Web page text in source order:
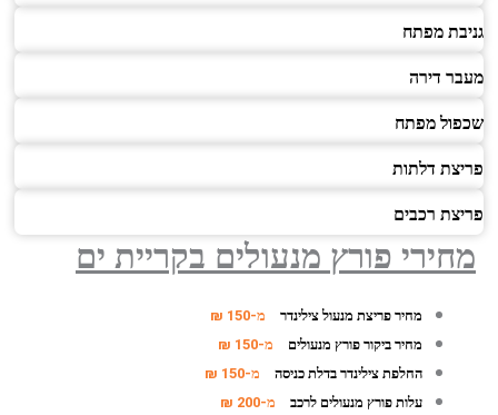
גניבת מפתח
מעבר דירה
שכפול מפתח
פריצת דלתות
פריצת רכבים
מחירי פורץ מנעולים בקריית ים
מחיר פריצת מנעול צילינדר
מ-150 ₪
מחיר ביקור פורץ מנעולים
מ-150 ₪
החלפת צילינדר בדלת כניסה
מ-150 ₪
עלות פורץ מנעולים לרכב
מ-200 ₪